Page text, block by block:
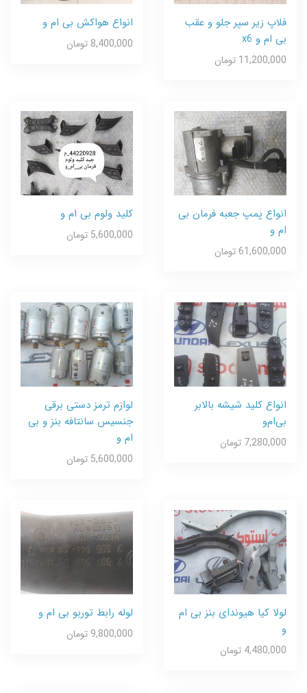
فلاپ زیر سپر جلو و عقب
بی ام و x6
11,200,000 تومان
انواع هواکش بی ام و
8,400,000 تومان
انواع پمپ جعبه فرمان بی
ام و
61,600,000 تومان
کلید ولوم بی ام و
5,600,000 تومان
انواع کلید شیشه بالابر
بی‌ام‌و
7,280,000 تومان
لوازم ترمز دستی برقی
جنسیس سانتافه بنز و بی
ام و
5,600,000 تومان
لولا کیا هیوندای بنز بی ام
و
4,480,000 تومان
لوله رابط توربو بی ام و
9,800,000 تومان